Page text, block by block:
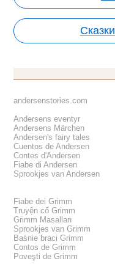
andersenstories.com
Andersens eventyr
Andersens Märchen
Andersen's fairy tales
Cuentos de Andersen
Contes d'Andersen
Fiabe di Andersen
Sprookjes van Andersen
Fiabe dei Grimm
Truyện cổ Grimm
Grimm Masalları
Sprookjes van Grimm
Baśnie braci Grimm
Contos de Grimm
Poveşti de Grimm